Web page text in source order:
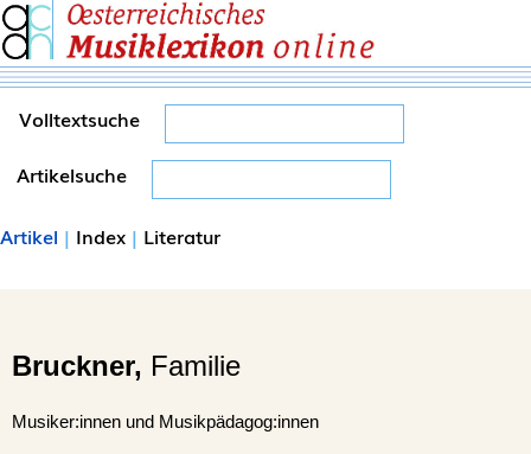
Volltextsuche
Artikelsuche
Artikel | Index | Literatur
Bruckner, Familie
Musiker:innen und Musikpädagog:innen